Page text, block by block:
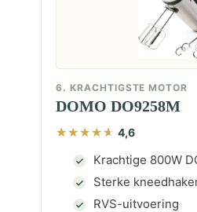
6. KRACHTIGSTE MOTOR
DOMO DO9258M
4,6
Krachtige 800W
Sterke
RVS-uitvoering